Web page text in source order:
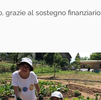
grazie al sostegno finanziario